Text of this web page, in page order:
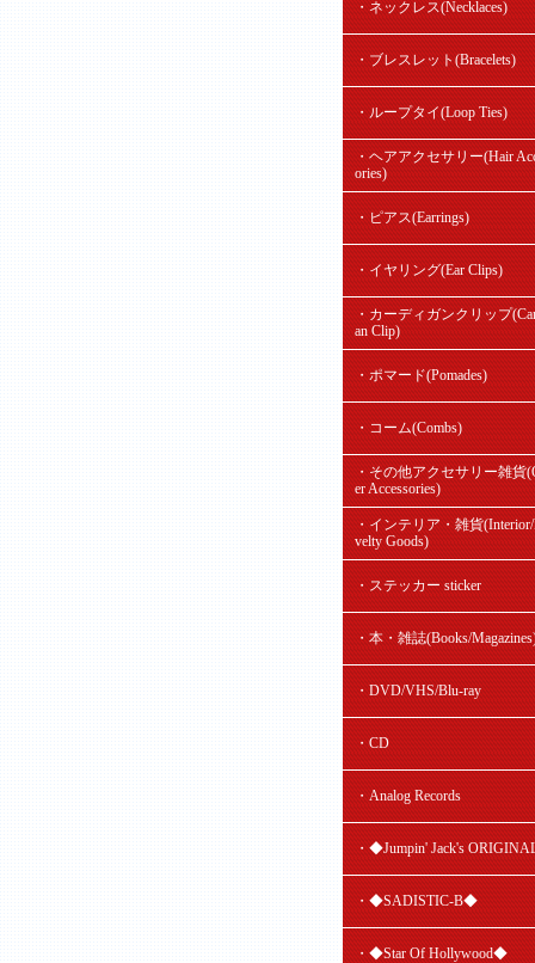
・ネックレス(Necklaces)
・ブレスレット(Bracelets)
・ループタイ(Loop Ties)
・ヘアアクセサリー(Hair
ories)
・ピアス(Earrings)
・イヤリング(Ear Clips)
・カーディガンクリップ
an Clip)
・ポマード(Pomades)
・コーム(Combs)
・その他アクセサリー雑貨
er Accessories)
・インテリア・雑貨
velty Goods)
・ステッカー sticker
・本・雑誌(Books/
・DVD/VHS/Blu-ray
・CD
・Analog Records
・◆Jumpin' Jack's
・◆SADISTIC-B◆
・◆Star Of Hollywood◆